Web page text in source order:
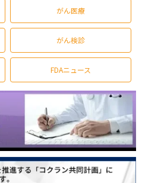
がん医療
がん検診
FDAニュース